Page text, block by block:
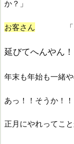
か？」
お客さん 「エ
延びてへんやん！
年末も年始も一緒
あっ！！そうか！！
正月にやれってこと